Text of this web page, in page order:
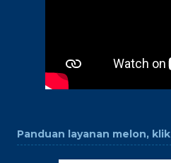
Panduan layanan melon, klik